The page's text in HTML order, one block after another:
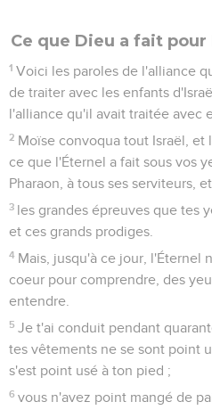
Ce que Dieu a fait pour
1 Voici les paroles de l'alliance
de traiter avec les enfants
l'alliance qu'il avait traitée avec
2 Moïse convoqua tout Israël,
ce que l'Éternel a fait sous vos
Pharaon, à tous ses serviteurs,
3 les grandes épreuves que tes
et ces grands prodiges.
4 Mais, jusqu'à ce jour, l'Éternel
coeur pour comprendre, des
entendre.
5 Je t'ai conduit pendant
tes vêtements ne se sont point
s'est point usé à ton pied ;
6 vous n'avez point mangé de